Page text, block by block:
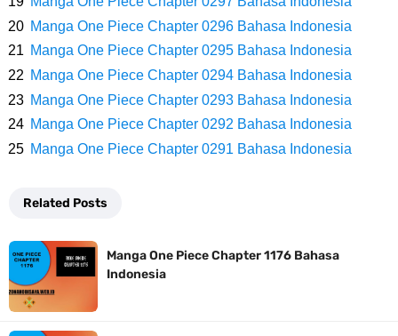
Milik Loki
Profil Slamet Rahardjo, Aktor Dengan Peran Penting Dalam Perfilman
Indonesia
Resep Roti Panggang, Sangat Mudah Untuk Menjadi Cemilan
Samudra Hindia
Cara Bayar Akulaku Lewat Gopay, Sangat Mudah Dan Tidak Ribet
Manga One Piece Chapter 0296 Bahasa Indonesia
Manga One Piece Chapter 0295 Bahasa Indonesia
Manga One Piece Chapter 0294 Bahasa Indonesia
Manga One Piece Chapter 0293 Bahasa Indonesia
Manga One Piece Chapter 0292 Bahasa Indonesia
Manga One Piece Chapter 0291 Bahasa Indonesia
Related Posts
Manga One Piece Chapter 1176 Bahasa
Indonesia